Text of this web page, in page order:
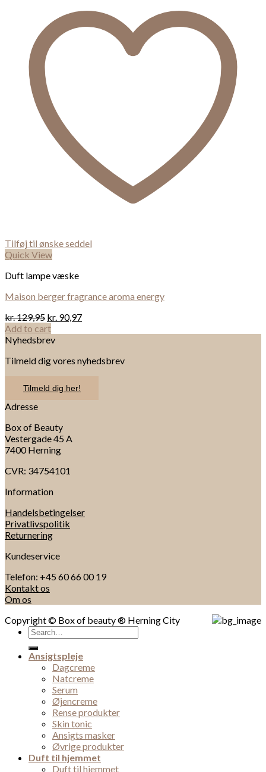
Tilføj til ønske seddel
Quick View
Duft lampe væske
Maison berger fragrance aroma energy
kr.129,95 kr. 90,97
Add to cart
Nyhedsbrev
Tilmeld dig vores nyhedsbrev
Tilmeld dig her!
Adresse
Box of Beauty
Vestergade 45 A
7400 Herning
CVR: 34754101
Information
Handelsbetingelser
Privatlivspolitik
Returnering
Kundeservice
Telefon: +45 60 66 00 19
Kontakt os
Om os
Copyright © Box of beauty ® Herning City
Search
for:
Ansigtspleje
Dagcreme
Natcreme
Serum
Øjencreme
Rense produkter
Skin tonic
Ansigts masker
Øvrige produkter
Duft til hjemmet
Duft til hjemmet